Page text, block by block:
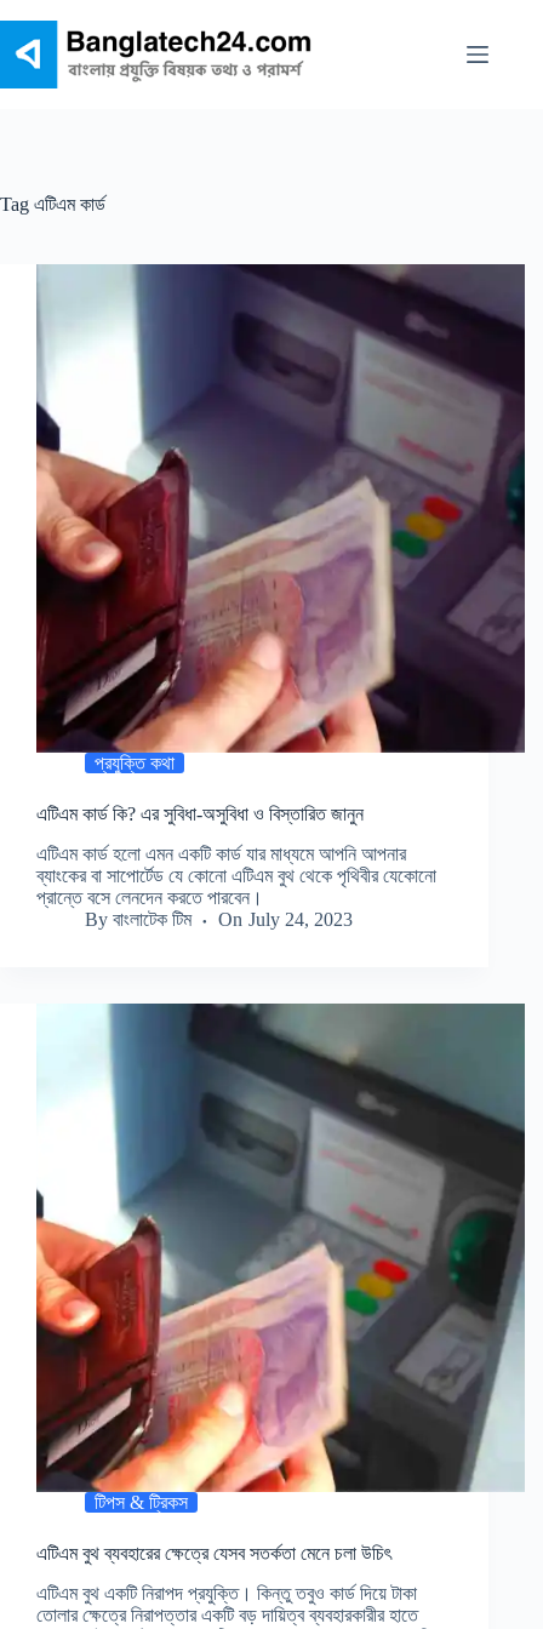
content
Tag এটিএম কার্ড
প্রযুক্তি কথা
এটিএম কার্ড কি? এর সুবিধা-অসুবিধা ও বিস্তারিত জানুন
এটিএম কার্ড হলো এমন একটি কার্ড যার মাধ্যমে আপনি আপনার
ব্যাংকের বা সাপোর্টেড যে কোনো এটিএম বুথ থেকে পৃথিবীর যেকোনো
প্রান্তে বসে লেনদেন করতে পারবেন।
By বাংলাটেক টিম On July 24, 2023
টিপস & ট্রিকস
এটিএম বুথ ব্যবহারের ক্ষেত্রে যেসব সতর্কতা মেনে চলা উচিৎ
এটিএম বুথ একটি নিরাপদ প্রযুক্তি। কিন্তু তবুও কার্ড দিয়ে টাকা
তোলার ক্ষেত্রে নিরাপত্তার একটি বড় দায়িত্ব ব্যবহারকারীর হাতে